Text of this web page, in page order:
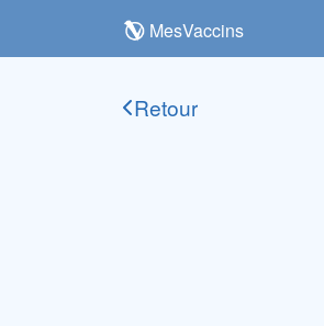
MesVaccins
Retour